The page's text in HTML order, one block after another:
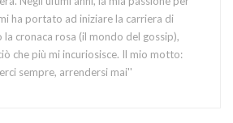
ha portato ad iniziare la carriera di
cronaca rosa (il mondo del gossip),
che più mi incuriosisce. Il mio motto:
sempre, arrendersi mai''